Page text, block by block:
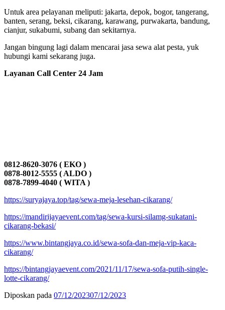
Untuk area pelayanan meliputi: jakarta, depok, bogor, tangerang,
banten, serang, beksi, cikarang, karawang, purwakarta, bandung,
cianjur, sukabumi, subang dan sekitarnya.
Jangan bingung lagi dalam mencarai jasa sewa alat pesta, yuk
hubungi kami sekarang juga.
Layanan Call Center 24 Jam
0812-8620-3076 ( EKO )
0878-8012-5555 ( ALDO )
0878-7899-4040 ( WITA )
https://suryajaya.top/tag/sewa-meja-lesehan-cikarang/
https://mandirijayaevent.com/tag/sewa-kursi-silamg-sukatani-
cikarang-bekasi/
https://www.bintangjaya.co.id/sewa-sofa-dan-meja-vip-kaca-
cikarang/
https://bintangjayaevent.com/2021/11/17/sewa-sofa-putih-single-
lotte-cikarang/
Diposkan pada 07/12/202307/12/2023